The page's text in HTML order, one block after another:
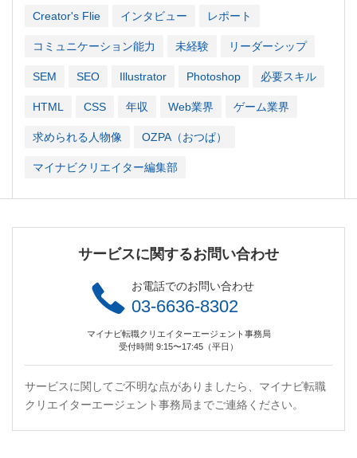
Creator's Flie インタビュー レポート
コミュニケーション能力 未経験 リーダーシップ
SEM SEO Illustrator Photoshop 必要スキル
HTML CSS 年収 Web業界 ゲーム業界
求められる人物像 OZPA（おつぱ）
マイナビクリエイター編集部
サービスに関するお問い合わせ
お電話でのお問い合わせ
03-6636-8302
マイナビ転職クリエイターエージェント事務局
受付時間 9:15〜17:45（平日）
サービスに関してご不明な点がありましたら、マイナビ転職
クリエイターエージェント事務局までご連絡ください。